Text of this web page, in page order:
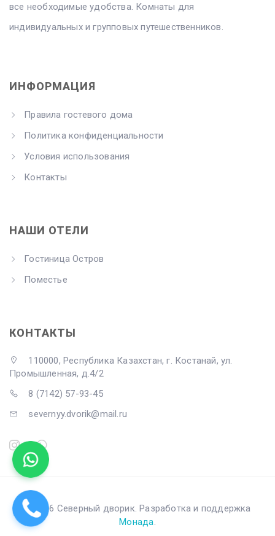
все необходимые удобства. Комнаты для
индивидуальных и групповых путешественников.
ИНФОРМАЦИЯ
Правила гостевого дома
Политика конфиденциальности
Условия использования
Контакты
НАШИ ОТЕЛИ
Гостиница Остров
Поместье
КОНТАКТЫ
110000, Республика Казахстан, г. Костанай, ул.
Промышленная, д.4/2
8 (7142) 57-93-45
severnyy.dvorik@mail.ru
© 2026 Северный дворик. Разработка и поддержка
Монада.